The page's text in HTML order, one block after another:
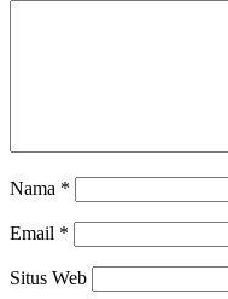
Nama *
Email *
Situs Web